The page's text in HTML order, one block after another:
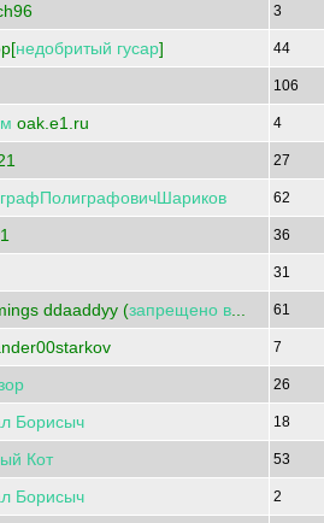
3
недобритый гусар] 44
106
oak.e1.ru 4
27
62
36
31
ddaaddyy (запрещено в 61
7
26
Борисыч 18
Кот 53
Борисыч 2